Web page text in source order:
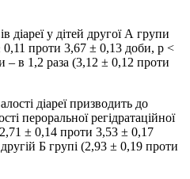
діареї у дітей другої А групи
0,11 проти 3,67 ± 0,13 доби, р <
– в 1,2 раза (3,12 ± 0,12 проти
діареї призводить до
пероральної регідратаційної
± 0,14 проти 3,53 ± 0,17
Б групі (2,93 ± 0,19 проти